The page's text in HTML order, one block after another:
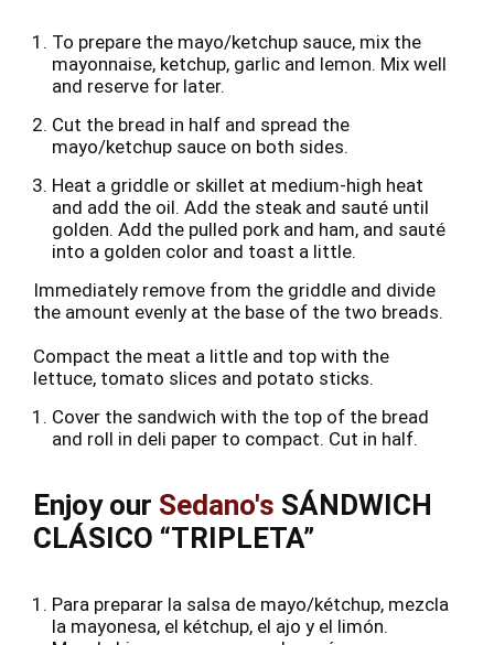
To prepare the mayo/ketchup sauce, mix the
mayonnaise, ketchup, garlic and lemon. Mix well
and reserve for later.
Cut the bread in half and spread the
mayo/ketchup sauce on both sides.
Heat a griddle or skillet at medium-high heat
and add the oil. Add the steak and sauté until
golden. Add the pulled pork and ham, and sauté
into a golden color and toast a little.
Immediately remove from the griddle and divide
the amount evenly at the base of the two breads.
Compact the meat a little and top with the
lettuce, tomato slices and potato sticks.
Cover the sandwich with the top of the bread
and roll in deli paper to compact. Cut in half.
Enjoy our Sedano's SÁNDWICH
CLÁSICO “TRIPLETA”
Para preparar la salsa de mayo/kétchup, mezcla
la mayonesa, el kétchup, el ajo y el limón.